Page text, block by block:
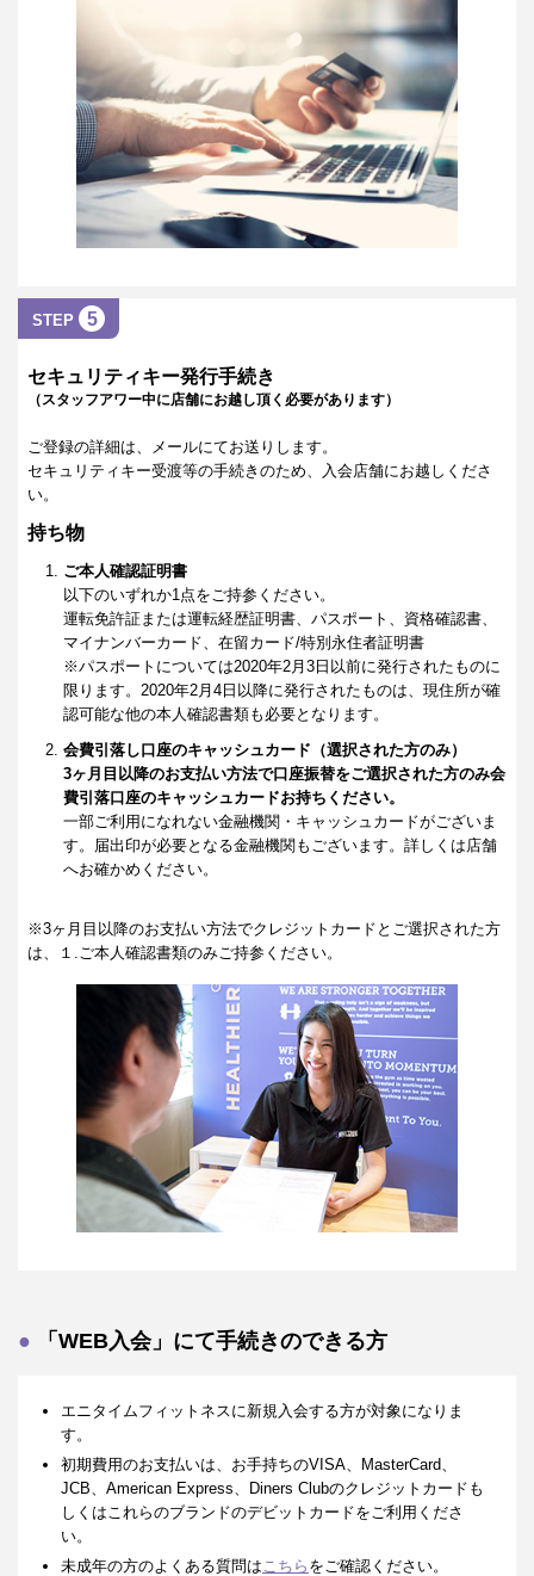
STEP 5
セキュリティキー発行手続き
（スタッフアワー中に店舗にお越し頂く必要があります）
ご登録の詳細は、メールにてお送りします。
セキュリティキー受渡等の手続きのため、入会店舗にお越しくださ
い。
持ち物
ご本人確認証明書
以下のいずれか1点をご持参ください。
運転免許証または運転経歴証明書、パスポート、資格確認書、
マイナンバーカード、在留カード/特別永住者証明書
※パスポートについては2020年2月3日以前に発行されたものに
限ります。2020年2月4日以降に発行されたものは、現住所が確
認可能な他の本人確認書類も必要となります。
会費引落し口座のキャッシュカード（選択された方のみ）
3ヶ月目以降のお支払い方法で口座振替をご選択された方のみ会
費引落口座のキャッシュカードお持ちください。
一部ご利用になれない金融機関・キャッシュカードがございま
す。届出印が必要となる金融機関もございます。詳しくは店舗
へお確かめください。
※3ヶ月目以降のお支払い方法でクレジットカードとご選択された方
は、１.ご本人確認書類のみご持参ください。
「WEB入会」にて手続きのできる方
エニタイムフィットネスに新規入会する方が対象になりま
す。
初期費用のお支払いは、お手持ちのVISA、MasterCard、
JCB、American Express、Diners Clubのクレジットカードも
しくはこれらのブランドのデビットカードをご利用くださ
い。
未成年の方のよくある質問はこちら をご確認ください。